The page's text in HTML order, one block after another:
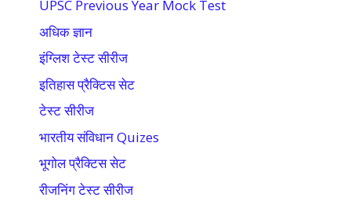
UPSC Previous Year Mock Test
अधिक ज्ञान
इंग्लिश टेस्ट सीरीज
इतिहास प्रैक्टिस सेट
टेस्ट सीरीज
भारतीय संविधान Quizes
भूगोल प्रैक्टिस सेट
रीजनिंग टेस्ट सीरीज